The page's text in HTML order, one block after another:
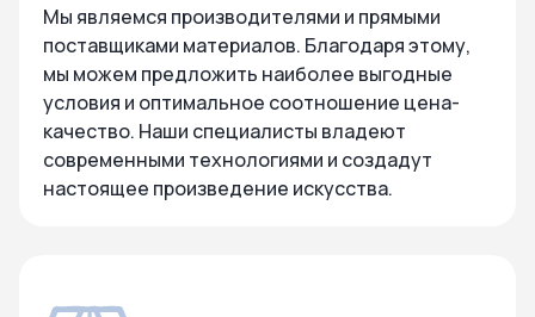
Мы являемся производителями и прямыми
поставщиками материалов. Благодаря этому,
мы можем предложить наиболее выгодные
условия и оптимальное соотношение цена-
качество. Наши специалисты владеют
современными технологиями и создадут
настоящее произведение искусства.